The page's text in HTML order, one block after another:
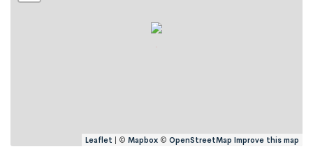
Leaflet | © Mapbox © OpenStreetMap Improve this map